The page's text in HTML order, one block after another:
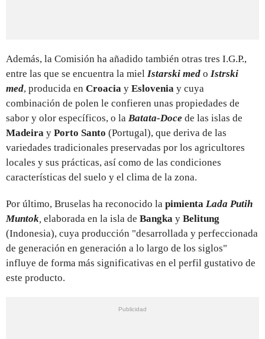
Además, la Comisión ha añadido también otras tres I.G.P.,
entre las que se encuentra la miel Istarski med o Istrski
med, producida en Croacia y Eslovenia y cuya
combinación de polen le confieren unas propiedades de
sabor y olor específicos, o la Batata-Doce de las islas de
Madeira y Porto Santo (Portugal), que deriva de las
variedades tradicionales preservadas por los agricultores
locales y sus prácticas, así como de las condiciones
características del suelo y el clima de la zona.
Por último, Bruselas ha reconocido la pimienta Lada Putih
Muntok, elaborada en la isla de Bangka y Belitung
(Indonesia), cuya producción "desarrollada y perfeccionada
de generación en generación a lo largo de los siglos"
influye de forma más significativas en el perfil gustativo de
este producto.